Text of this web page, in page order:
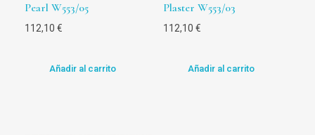
Pearl W553/05
112,10 €
Añadir al carrito
Plaster W553/03
112,10 €
Añadir al carrito